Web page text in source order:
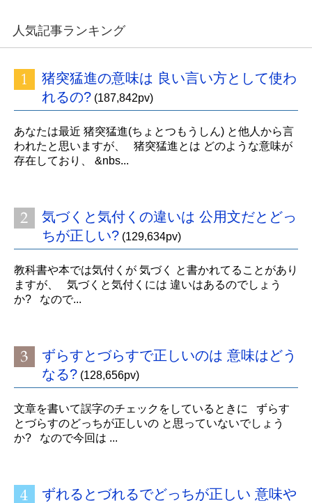
人気記事ランキング
猪突猛進の意味は 良い言い方として使わ
れるの? (187,842pv)
あなたは最近 猪突猛進(ちょとつもうしん) と他人から言
われたと思いますが、 猪突猛進とは どのような意味が
存在しており、 &nbs...
気づくと気付くの違いは 公用文だとどっ
ちが正しい? (129,634pv)
教科書や本では気付くが 気づく と書かれてることがあり
ますが、 気づくと気付くには 違いはあるのでしょう
か? なので...
ずらすとづらすで正しいのは 意味はどう
なる? (128,656pv)
文章を書いて誤字のチェックをしているときに ずらす
とづらすのどっちが正しいの と思っていないでしょう
か? なので今回は ...
ずれるとづれるでどっちが正しい 意味や